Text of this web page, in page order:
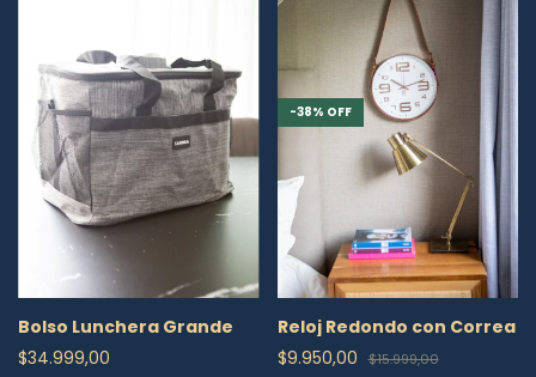
Bolso Lunchera Grande
$34.999,00
-38% OFF
Reloj Redondo con Correa
$9.950,00 $15.999,00